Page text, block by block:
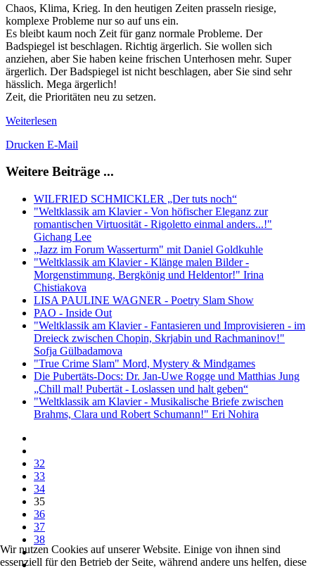
Chaos, Klima, Krieg. In den heutigen Zeiten prasseln riesige,
komplexe Probleme nur so auf uns ein.
Es bleibt kaum noch Zeit für ganz normale Probleme. Der
Badspiegel ist beschlagen. Richtig ärgerlich. Sie wollen sich
anziehen, aber Sie haben keine frischen Unterhosen mehr. Super
ärgerlich. Der Badspiegel ist nicht beschlagen, aber Sie sind sehr
hässlich. Mega ärgerlich!
Zeit, die Prioritäten neu zu setzen.
Weiterlesen
Drucken E-Mail
Weitere Beiträge ...
WILFRIED SCHMICKLER „Der tuts noch“
"Weltklassik am Klavier - Von höfischer Eleganz zur
romantischen Virtuosität - Rigoletto einmal anders...!"
Gichang Lee
„Jazz im Forum Wasserturm" mit Daniel Goldkuhle
"Weltklassik am Klavier - Klänge malen Bilder -
Morgenstimmung, Bergkönig und Heldentor!" Irina
Chistiakova
LISA PAULINE WAGNER - Poetry Slam Show
PAO - Inside Out
"Weltklassik am Klavier - Fantasieren und Improvisieren - im
Dreieck zwischen Chopin, Skrjabin und Rachmaninov!"
Sofja Gülbadamova
"True Crime Slam" Mord, Mystery & Mindgames
Die Pubertäts-Docs: Dr. Jan-Uwe Rogge und Matthias Jung
„Chill mal! Pubertät - Loslassen und halt geben“
"Weltklassik am Klavier - Musikalische Briefe zwischen
Brahms, Clara und Robert Schumann!" Eri Nohira
32
33
34
35
36
37
38
Wir nutzen Cookies auf unserer Website. Einige von ihnen sind
essenziell für den Betrieb der Seite, während andere uns helfen, diese